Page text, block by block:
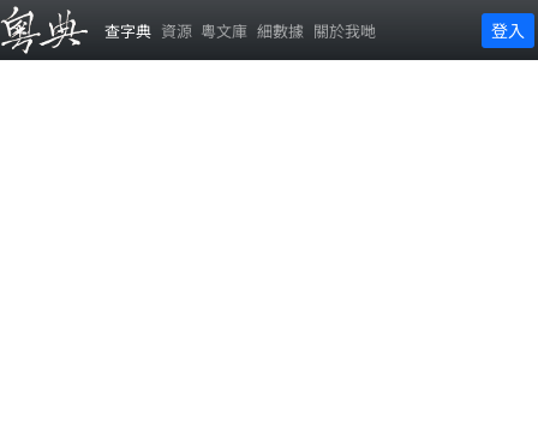
查字典 資源 粵文庫 細數據 關於我哋 登入